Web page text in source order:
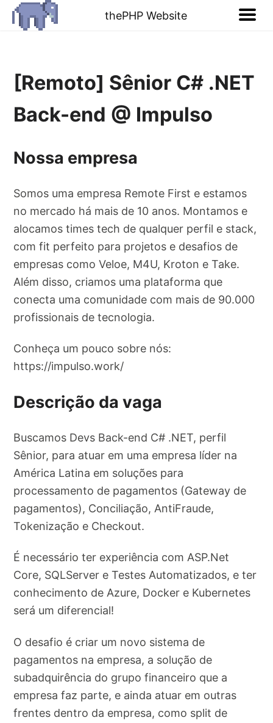
thePHP Website
[Remoto] Sênior C# .NET
Back-end @ Impulso
Nossa empresa
Somos uma empresa Remote First e estamos
no mercado há mais de 10 anos. Montamos e
alocamos times tech de qualquer perfil e stack,
com fit perfeito para projetos e desafios de
empresas como Veloe, M4U, Kroton e Take.
Além disso, criamos uma plataforma que
conecta uma comunidade com mais de 90.000
profissionais de tecnologia.
Conheça um pouco sobre nós:
https://impulso.work/
Descrição da vaga
Buscamos Devs Back-end C# .NET, perfil
Sênior, para atuar em uma empresa líder na
América Latina em soluções para
processamento de pagamentos (Gateway de
pagamentos), Conciliação, AntiFraude,
Tokenização e Checkout.
É necessário ter experiência com ASP.Net
Core, SQLServer e Testes Automatizados, e ter
conhecimento de Azure, Docker e Kubernetes
será um diferencial!
O desafio é criar um novo sistema de
pagamentos na empresa, a solução de
subadquirência do grupo financeiro que a
empresa faz parte, e ainda atuar em outras
frentes dentro da empresa, como split de